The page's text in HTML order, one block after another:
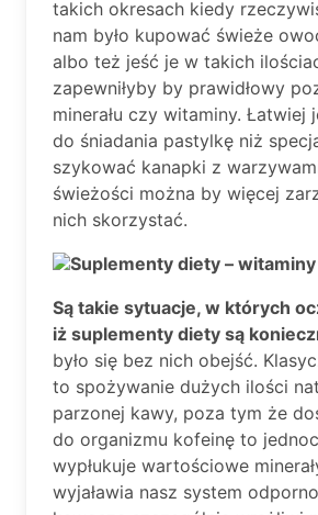
takich okresach kiedy
nam było kupować świeże
albo też jeść je w takich
zapewniłyby by prawidłowy
minerału czy witaminy. Łatwiej
do śniadania pastylkę niż
szykować kanapki z
świeżości można by więcej
nich skorzystać.
Suplementy diety – witaminy
Są takie sytuacje, w których
iż suplementy diety są
było się bez nich obejść.
to spożywanie dużych ilości
parzonej kawy, poza tym że
do organizmu kofeinę to
wypłukuje wartościowe
wyjaławia nasz system